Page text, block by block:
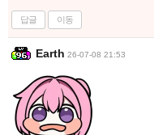
답글 이동
Earth 26-07-08 21:53